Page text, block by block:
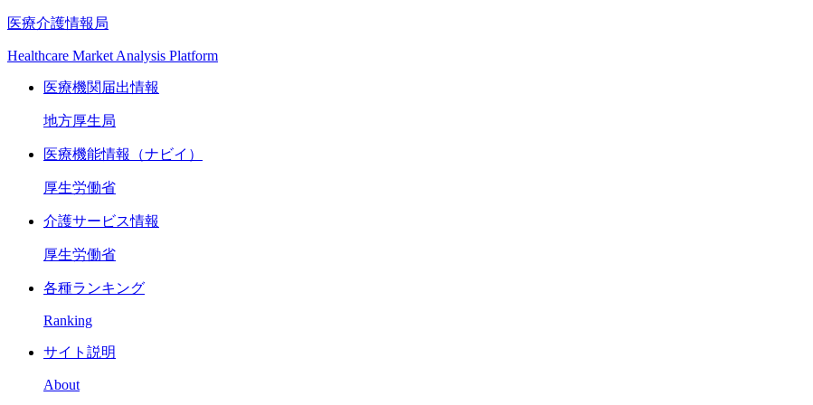
医療介護情報局
Healthcare Market Analysis Platform
医療機関届出情報
地方厚生局
医療機能情報（ナビイ）
厚生労働省
介護サービス情報
厚生労働省
各種ランキング
Ranking
サイト説明
About